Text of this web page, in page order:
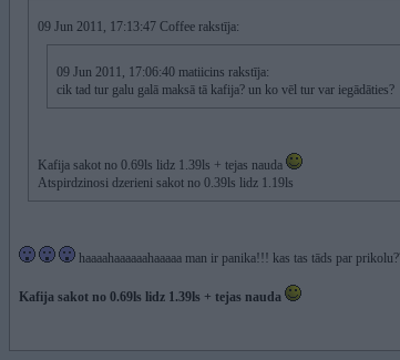
09 Jun 2011, 17:13:47 Coffee rakstīja:
09 Jun 2011, 17:06:40 matiicins rakstīja:
cik tad tur galu galā maksā tā kafija? un ko vēl tur var iegādāties?
Kafija sakot no 0.69ls lidz 1.39ls + tejas nauda
Atspirdzinosi dzerieni sakot no 0.39ls lidz 1.19ls
haaaahaaaaaahaaaaa man ir panika!!! kas tas tāds par
Kafija sakot no 0.69ls lidz 1.39ls + tejas nauda